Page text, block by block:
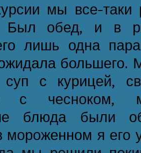
мы все-таки
Был обед, и в
лишь одна
большего.
суп с курицей,
с чесноком,
блюда были
мороженном я его